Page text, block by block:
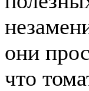
они
что